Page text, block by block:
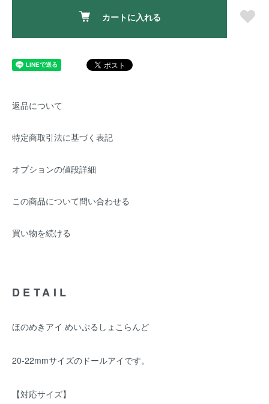
カートに入れる
返品について
特定商取引法に基づく表記
オプションの値段詳細
この商品について問い合わせる
買い物を続ける
DETAIL
ほのめきアイ めいぷるしょこらんど
20-22mmサイズのドールアイです。
【対応サイズ】